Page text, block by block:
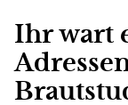
Ihr wart